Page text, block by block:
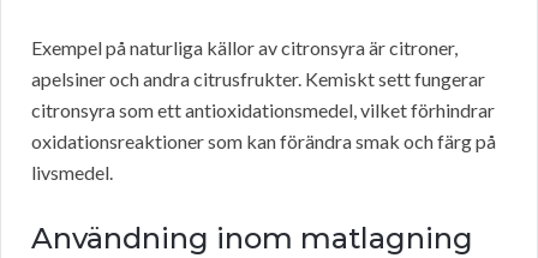
Exempel på naturliga källor av citronsyra är citroner,
apelsiner och andra citrusfrukter. Kemiskt sett fungerar
citronsyra som ett antioxidationsmedel, vilket förhindrar
oxidationsreaktioner som kan förändra smak och färg på
livsmedel.
Användning inom matlagning